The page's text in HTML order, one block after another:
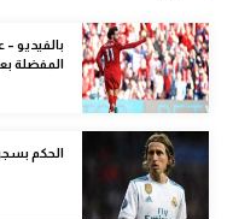
أمريكا
ركن الألعاب
أقسام خاصة
Gamers
بالفيديو
المفضلة
الحكم بسجن